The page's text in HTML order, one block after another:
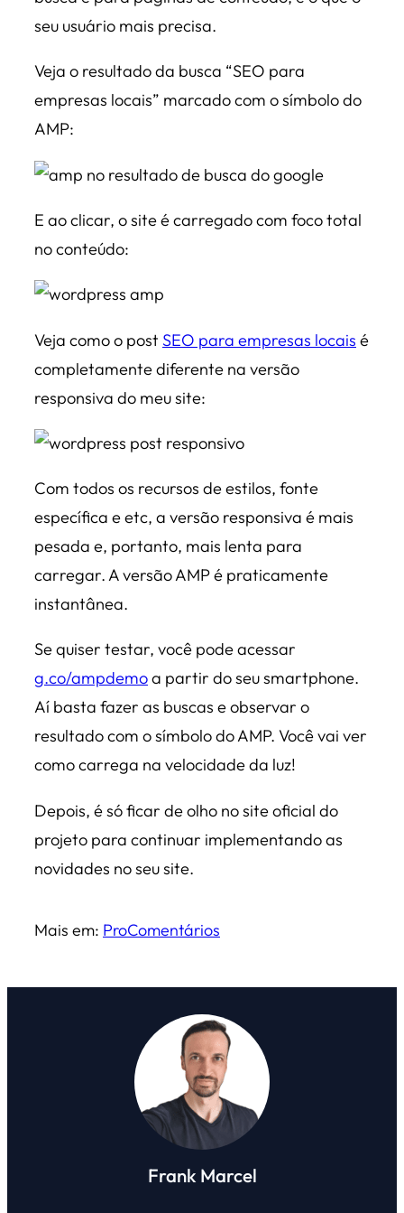
seu usuário mais precisa.
Veja o resultado da busca “SEO para
empresas locais” marcado com o símbolo do
AMP:
E ao clicar, o site é carregado com foco total
no conteúdo:
Veja como o post SEO para empresas locais é
completamente diferente na versão
responsiva do meu site:
Com todos os recursos de estilos, fonte
específica e etc, a versão responsiva é mais
pesada e, portanto, mais lenta para
carregar. A versão AMP é praticamente
instantânea.
Se quiser testar, você pode acessar
g.co/ampdemoa partir do seu smartphone.
Aí basta fazer as buscas e observar o
resultado com o símbolo do AMP. Você vai ver
como carrega na velocidade da luz!
Depois, é só ficar de olho no site oficial do
projeto para continuar implementando as
novidades no seu site.
Mais em: ProComentários
Frank Marcel